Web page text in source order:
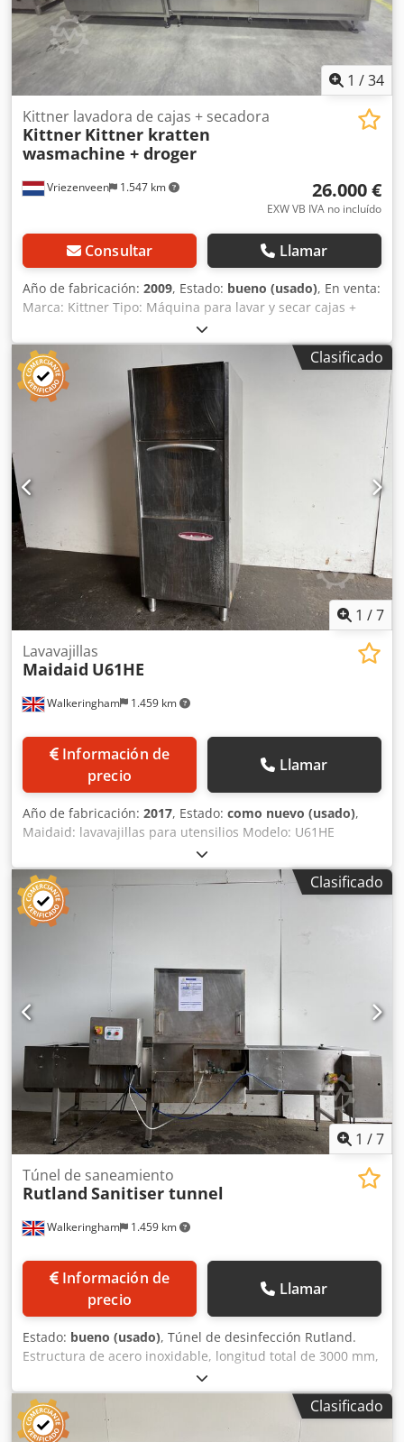
1 /34
Vriezenveen 1.547 km
Kittner lavadora de cajas + secadora
Kittner Kittner kratten
wasmachine + droger
26.000 €
EXW VB IVA no incluído
Consultar Llamar
Año de fabricación: 2009, Estado: bueno (usado), En venta:
Marca: Kittner Tipo: Máquina para lavar y secar cajas +
secadora Sistema de alimentación automática Incluye: -
Máquina para lavar y secar cajas + secadora - Esquemas
eléctricos La máquina para lavar cajas es ajustable en
altura y anchura. Dimensión máxima de la caja: anchura x
altura 420 mm x 270 mm Dimensiones totales de la
máquina: longitud x anchura x altura 4000 mm x 1200 mm
x 1640 mm Djdpjznhwqefx Apvsck Es posible visitar la
máquina para lavar cajas en nuestras instalaciones. Si
tiene alguna pregunta o comentario, no dude en ponerse
en contacto con nosotros. Atentamente, Leo Holland
Clasificado
1 /7
Walkeringham 1.459 km
Lavavajillas
Maidaid U61HE
Información de
precio
Llamar
Año de fabricación: 2017, Estado: como nuevo (usado),
Maidaid: lavavajillas para utensilios Modelo: U61HE
Dsdpeha U Etofx Apvock Número de serie: 4319123 Año:
2017. Fabricado en acero inoxidable, de gran altura,
diseño robusto y de pie, para lavar ollas y utensilios. Altura
útil: 790 mm. Dimensiones de las cestas: 500 x 610 mm.
Clasificado
1 /7
Walkeringham 1.459 km
Túnel de saneamiento
Rutland Sanitiser tunnel
Información de
precio
Llamar
Estado: bueno (usado), Túnel de desinfección Rutland.
Estructura de acero inoxidable, longitud total de 3000 mm,
anchura de la banda de 370 mm, altura máxima del
producto de 500 mm, velocidad variable, 3 fases. Dedeh
Hym Tspfx Apvjck
Clasificado